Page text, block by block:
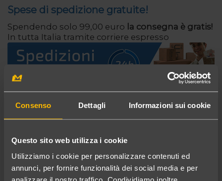
Consenso Dettagli Informazioni sui cookie
Questo sito web utilizza i cookie
Utilizziamo i cookie per personalizzare contenuti ed
annunci, per fornire funzionalità dei social media e per
analizzare il nostro traffico. Condividiamo inoltre
Spese di spedizione gratuite!
Spendendo solo 99,00 euro la consegna è gratis!
In tutta Italia tramite corriere espresso
...potrebbe interessarti anche